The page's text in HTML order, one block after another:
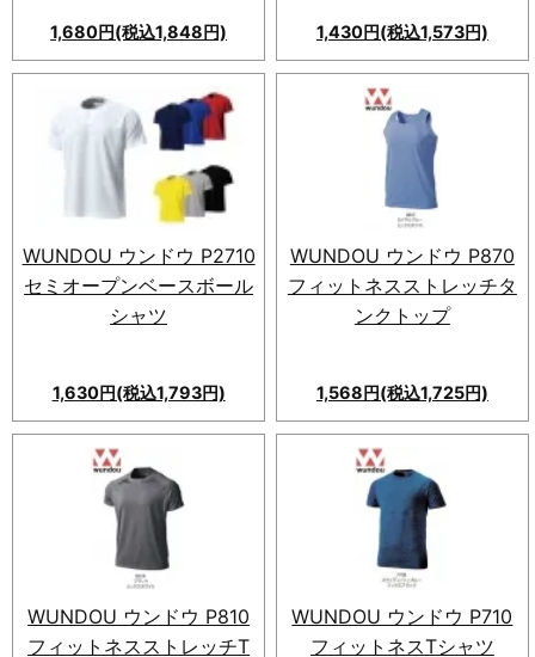
1,680円(税込1,848円) 1,430円(税込1,573円)
WUNDOU ウンドウ P2710
セミオープンベースボール
シャツ
1,630円(税込1,793円)
WUNDOU ウンドウ P870
フィットネスストレッチタ
ンクトップ
1,568円(税込1,725円)
WUNDOU ウンドウ P810
フィットネスストレッチT
WUNDOU ウンドウ P710
フィットネスTシャツ